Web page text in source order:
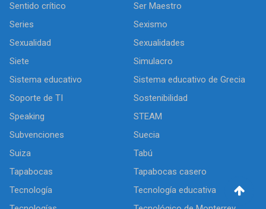
Sentido crítico
Ser Maestro
Series
Sexismo
Sexualidad
Sexualidades
Siete
Simulacro
Sistema educativo
Sistema educativo de Grecia
Soporte de TI
Sostenibilidad
Speaking
STEAM
Subvenciones
Suecia
Suiza
Tabú
Tapabocas
Tapabocas casero
Tecnología
Tecnología educativa